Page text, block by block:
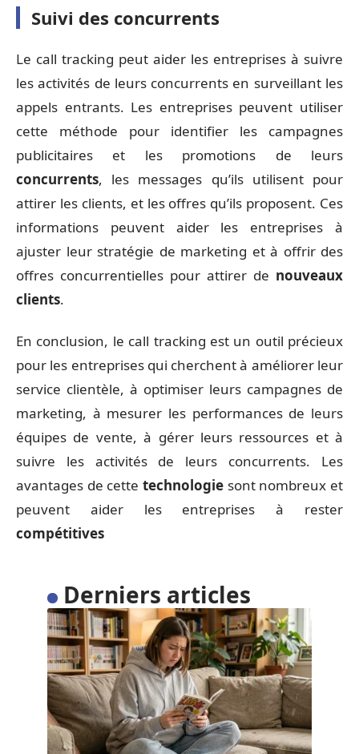
Suivi des concurrents
Le call tracking peut aider les entreprises à suivre
les activités de leurs concurrents en surveillant les
appels entrants. Les entreprises peuvent utiliser
cette méthode pour identifier les campagnes
publicitaires et les promotions de leurs
concurrents, les messages qu’ils utilisent pour
attirer les clients, et les offres qu’ils proposent. Ces
informations peuvent aider les entreprises à
ajuster leur stratégie de marketing et à offrir des
offres concurrentielles pour attirer de nouveaux
clients.
En conclusion, le call tracking est un outil précieux
pour les entreprises qui cherchent à améliorer leur
service clientèle, à optimiser leurs campagnes de
marketing, à mesurer les performances de leurs
équipes de vente, à gérer leurs ressources et à
suivre les activités de leurs concurrents. Les
avantages de cette technologie sont nombreux et
peuvent aider les entreprises à rester
compétitives
Derniers articles